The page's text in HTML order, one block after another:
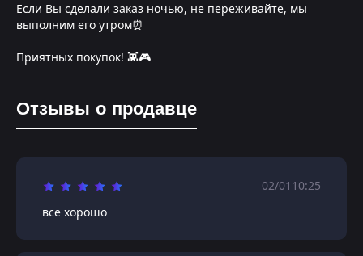
Если Вы сделали заказ ночью, не переживайте, мы
выполним его утром⏰
Приятных покупок! 👾🎮
Отзывы о продавце
02/01 10:25
все хорошо